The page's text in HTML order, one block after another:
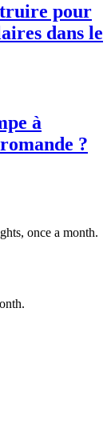
pour
dans le
à
?
once a month.